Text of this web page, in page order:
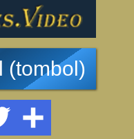
(tombol)